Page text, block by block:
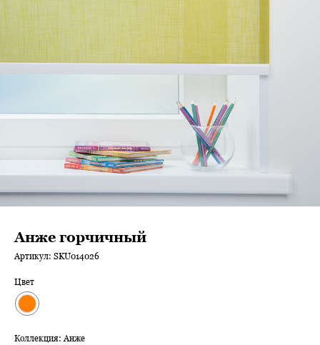
Анже горчичный
Артикул: SKU014026
Цвет
Коллекция: Анже